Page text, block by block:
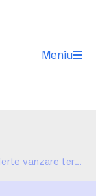
Meniu
Oferte vanzare terenuri 2021